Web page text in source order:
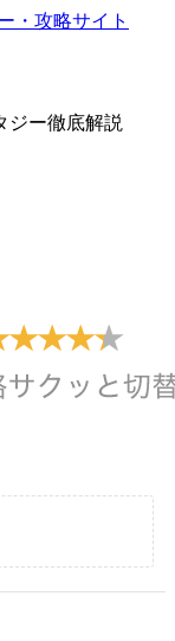
ジー徹底解説